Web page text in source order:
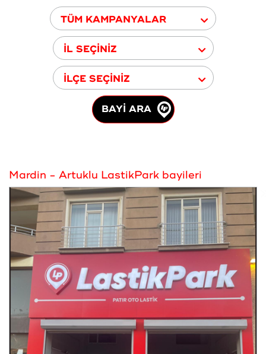
TÜM KAMPANYALAR
İL SEÇİNİZ
İLÇE SEÇİNİZ
BAYİ ARA
Mardin - Artuklu LastikPark bayileri